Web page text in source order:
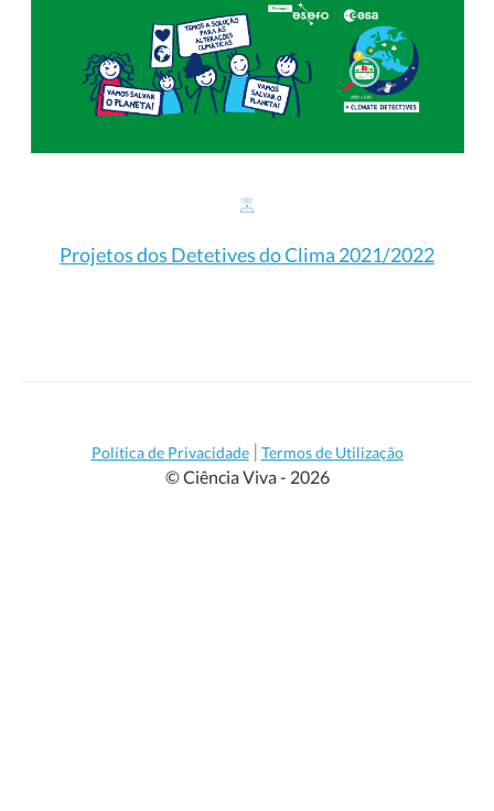
Projetos dos Detetives do Clima 2021/2022
Política de Privacidade| Termos de Utilização
© Ciência Viva - 2026